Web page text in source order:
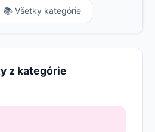
📚 Všetky kategórie
z kategórie